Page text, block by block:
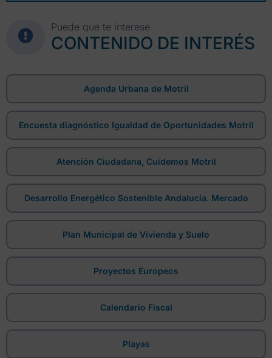
Puede que te interese
CONTENIDO DE INTERÉS
Agenda Urbana de Motril
Encuesta diagnóstico Igualdad de Oportunidades Motril
Atención Ciudadana, Cuidemos Motril
Desarrollo Energético Sostenible Andalucía. Mercado
Plan Municipal de Vivienda y Suelo
Proyectos Europeos
Calendario Fiscal
Playas